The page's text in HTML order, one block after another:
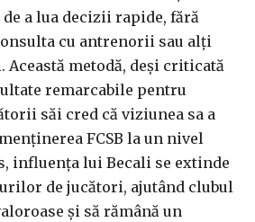
a lua decizii rapide, fără
cu antrenorii sau alți
metodă, deși criticată
remarcabile pentru
săi cred că viziunea sa a
FCSB la un nivel
influența lui Becali se extinde
de jucători, ajutând clubul
și să rămână un